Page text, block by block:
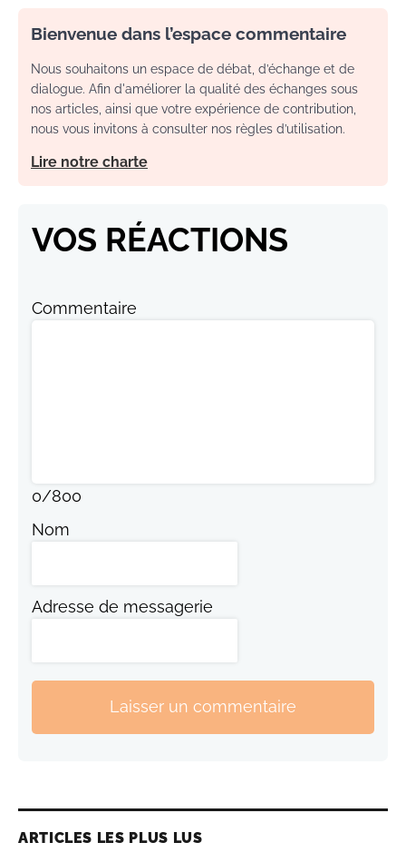
Bienvenue dans l’espace commentaire
Nous souhaitons un espace de débat, d’échange et de
dialogue. Afin d'améliorer la qualité des échanges sous
nos articles, ainsi que votre expérience de contribution,
nous vous invitons à consulter nos règles d’utilisation.
Lire notre charte
VOS RÉACTIONS
Commentaire
0/800
Nom
Adresse de messagerie
Laisser un commentaire
ARTICLES LES PLUS LUS